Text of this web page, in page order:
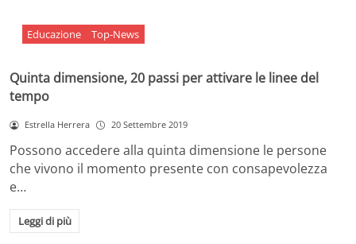
Educazione Top-News
Quinta dimensione, 20 passi per attivare le linee del
tempo
Estrella Herrera 20 Settembre 2019
Possono accedere alla quinta dimensione le persone
che vivono il momento presente con consapevolezza
e…
Leggi di più